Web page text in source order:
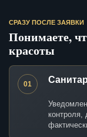
СРАЗУ ПОСЛЕ ЗАЯВКИ
Понимаете,
красоты
01